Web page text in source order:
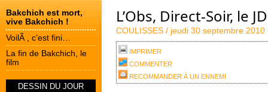
Bakchich est mort,
vive Bakchich !
VoilÃ , c’est fini…
La fin de Bakchich, le
film
DESSIN DU JOUR
L’Obs, Direct-Soir, le
COULISSES / jeudi 30 septembre
IMPRIMER
COMMENTER
RECOMMANDER À UN ENNEMI